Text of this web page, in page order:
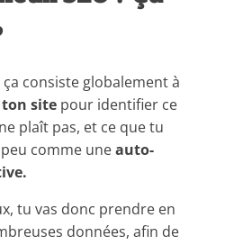
ça consiste globalement à
ton site pour identifier ce
plaît pas, et ce que tu
comme uneauto-
tu vas donc prendre en
données, afin de